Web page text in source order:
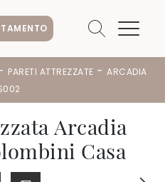
PARETI ATTREZZATE -ARCADIA
Arcadia
Casa